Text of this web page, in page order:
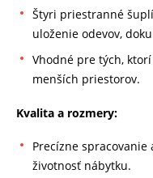
Štyri priestranné
uloženie odevov,
Vhodné pre tých,
menších priestorov.
Kvalita a rozmery:
Precízne
životnosť nábytku.